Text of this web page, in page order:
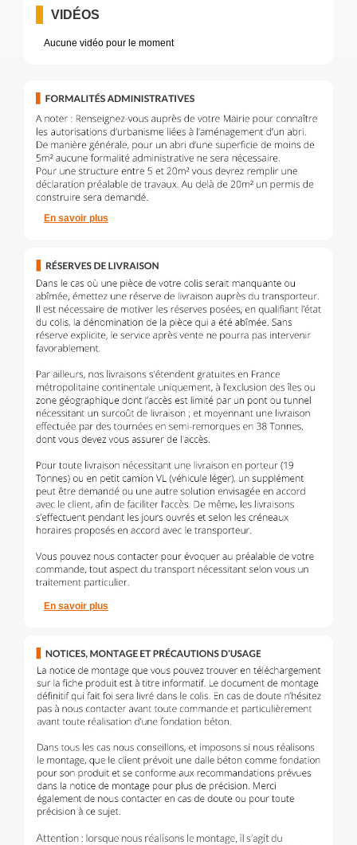
VIDÉOS
Aucune vidéo pour le moment
En savoir plus
En savoir plus